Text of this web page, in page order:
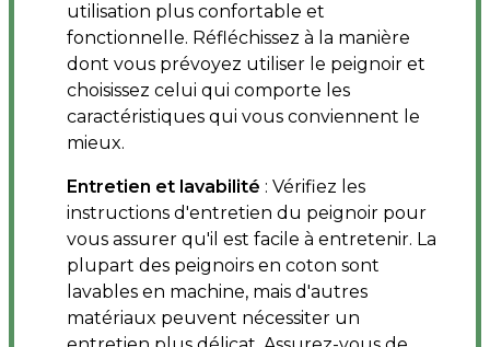
utilisation plus confortable et
fonctionnelle. Réfléchissez à la manière
dont vous prévoyez utiliser le peignoir et
choisissez celui qui comporte les
caractéristiques qui vous conviennent le
mieux.
Entretien et lavabilité : Vérifiez les
instructions d'entretien du peignoir pour
vous assurer qu'il est facile à entretenir. La
plupart des peignoirs en coton sont
lavables en machine, mais d'autres
matériaux peuvent nécessiter un